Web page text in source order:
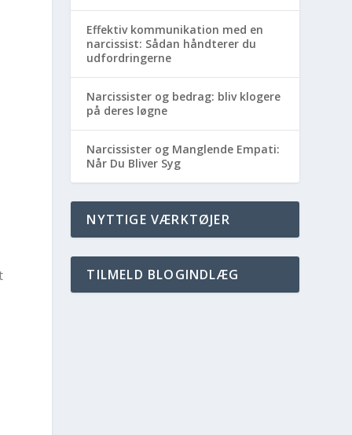
Effektiv kommunikation med en
narcissist: Sådan håndterer du
udfordringerne
Narcissister og bedrag: bliv klogere
på deres løgne
Narcissister og Manglende Empati:
Når Du Bliver Syg
NYTTIGE VÆRKTØJER
TILMELD BLOGINDLÆG